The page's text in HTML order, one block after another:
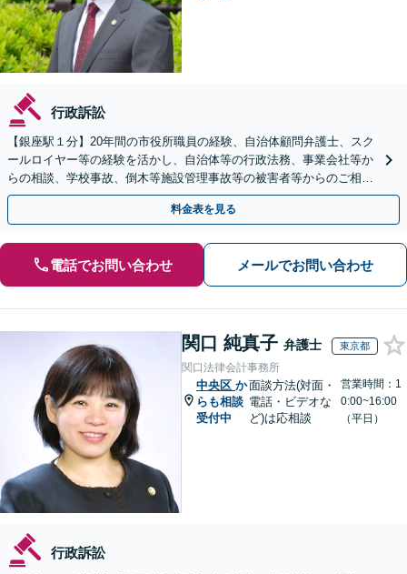
行政訴訟
【銀座駅１分】20年間の市役所職員の経験、自治体顧問弁護士、スク
ールロイヤー等の経験を活かし、自治体等の行政法務、事業会社等か
らの相談、学校事故、倒木等施設管理事故等の被害者等からのご相談
に対応しています。
料金表を見る
電話でお問い合わせ メールでお問い合わせ
関口 純真子 弁護士 東京都
関口法律会計事務所
中央区 か
らも相談
受付中
面談方法(対面・
電話・ビデオな
ど)は応相談
営業時間：1
0:00~16:00
（平日）
行政訴訟